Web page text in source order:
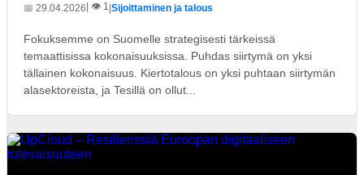
📅 29.04.2026 | 👁️ 1|Sijoittaminen ja talous
Fokuksemme on Suomelle strategisesti tärkeissä
temaattisissa kokonaisuuksissa. Puhdas siirtymä on yksi
tällainen kokonaisuus. Kiertotalous on yksi puhtaan siirtymän
alasektoreista, ja Tesillä on ollut...